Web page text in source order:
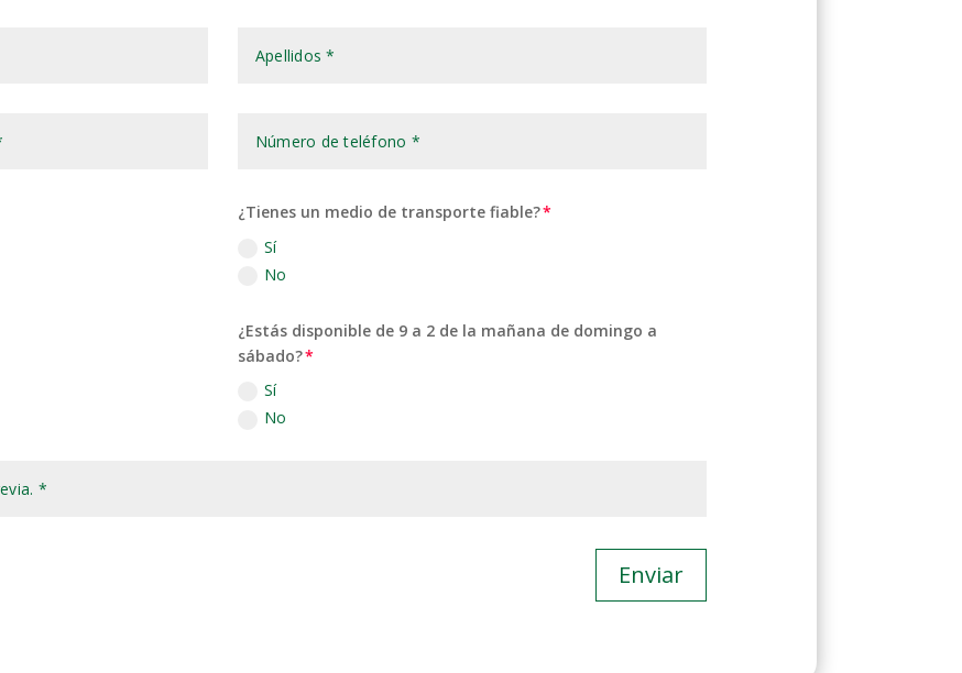
¿Tienes un medio de transporte fiable?
Sí
No
¿Estás disponible de 9 a 2 de la mañana de domingo a
sábado?
Sí
No
Enviar